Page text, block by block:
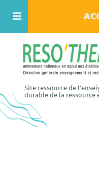
Site ressource de
durable de la ressource